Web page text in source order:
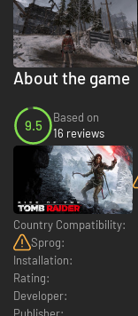
About the game
9.5
Based on
16 reviews
Country Compatibility:
Sprog:
Installation:
Rating:
Developer:
Publisher: